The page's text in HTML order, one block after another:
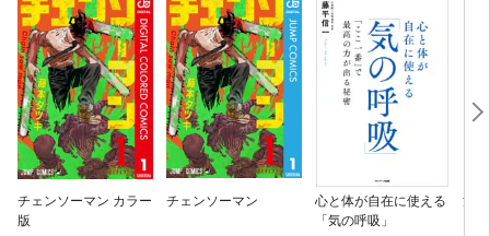
チェンソーマン カラー
版
チェンソーマン
心と体が自在に使える
「気の呼吸」
渋